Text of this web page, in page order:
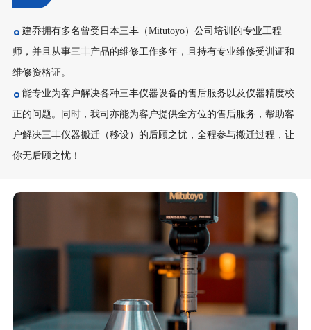
建乔拥有多名曾受日本三丰（Mitutoyo）公司培训的专业工程
师，并且从事三丰产品的维修工作多年，且持有专业维修受训证和
维修资格证。
能专业为客户解决各种三丰仪器设备的售后服务以及仪器精度校
正的问题。同时，我司亦能为客户提供全方位的售后服务，帮助客
户解决三丰仪器搬迁（移设）的后顾之忧，全程参与搬迁过程，让
你无后顾之忧！